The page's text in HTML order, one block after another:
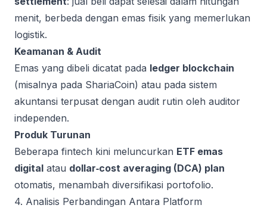
menit, berbeda dengan emas fisik yang memerlukan
logistik.
Keamanan & Audit
Emas yang dibeli dicatat pada ledger blockchain
(misalnya pada ShariaCoin) atau pada sistem
akuntansi terpusat dengan audit rutin oleh auditor
independen.
Produk Turunan
Beberapa fintech kini meluncurkan ETF emas
digital atau dollar‑cost averaging (DCA) plan
otomatis, menambah diversifikasi portofolio.
4. Analisis Perbandingan Antara Platform